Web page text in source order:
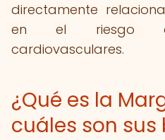
directamente
en el riesgo de
cardiovasculares.
¿Qué es la
cuáles son sus